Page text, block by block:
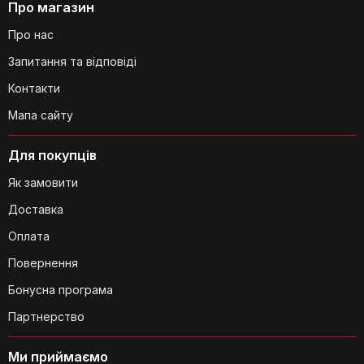
Розмір 20.00 см x 15.00 см x 4.00 см
Чи можна використовувати
Чи можна одночасно
Для покупців
Як замовити
Доставка
Оплата
Повернення
Бонусна програма
Партнерство
Про магазин
Про нас
Запитання та відповіді
Контакти
Мапа сайту
Ми приймаємо